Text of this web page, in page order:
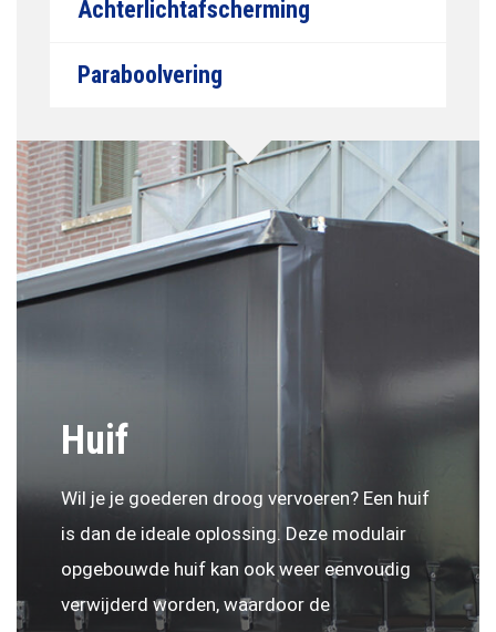
Achterlichtafscherming
Paraboolvering
Huif
Wil je je goederen droog vervoeren? Een huif
is dan de ideale oplossing. Deze modulair
opgebouwde huif kan ook weer eenvoudig
verwijderd worden, waardoor de